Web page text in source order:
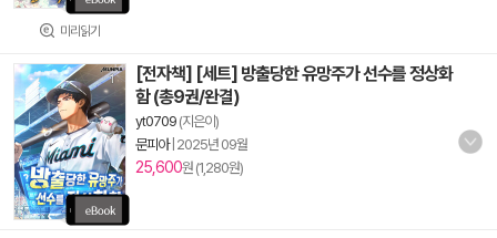
미리읽기
[전자책] [세트] 방출당한 유망주가 선수를 정상화
함 (총9권/완결)
yt0709 (지은이)
문피아| 2025년 09월
25,600원 (1,280원)